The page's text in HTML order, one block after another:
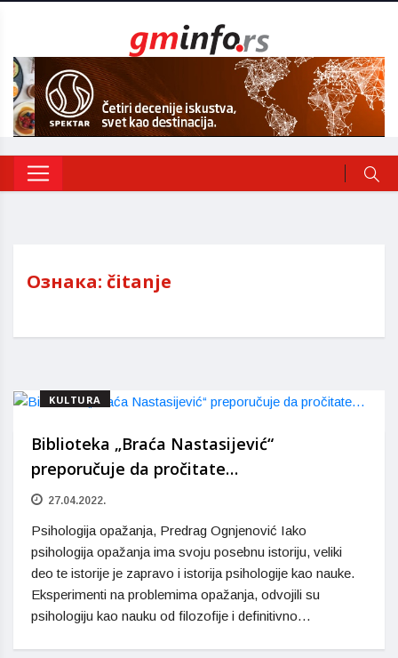
Ознака: čitanje
KULTURA
Biblioteka „Braća Nastasijević“
preporučuje da pročitate…
27.04.2022.
Psihologija opažanja, Predrag Ognjenović Iako
psihologija opažanja ima svoju posebnu istoriju, veliki
deo te istorije je zapravo i istorija psihologije kao nauke.
Eksperimenti na problemima opažanja, odvojili su
psihologiju kao nauku od filozofije i definitivno…